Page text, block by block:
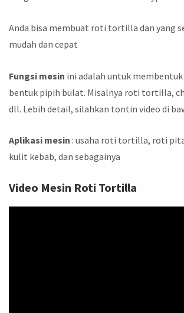
Anda bisa membuat roti tortilla dan yang
mudah dan cepat
Fungsi mesin ini adalah untuk
bentuk pipih bulat. Misalnya roti tortilla,
dll. Lebih detail, silahkan tontin video di
Aplikasi mesin : usaha roti tortilla, roti
kulit kebab, dan sebagainya
Video Mesin Roti Tortilla